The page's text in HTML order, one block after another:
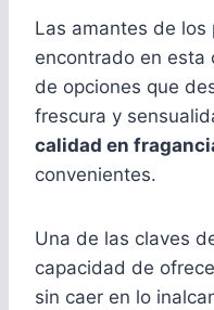
Las amantes de
encontrado en esta
de opciones que
frescura y
calidad en
convenientes.
Una de las claves
capacidad de
sin caer en lo